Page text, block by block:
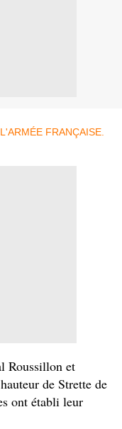
Roussillon et
de Strette de
ont établi leur